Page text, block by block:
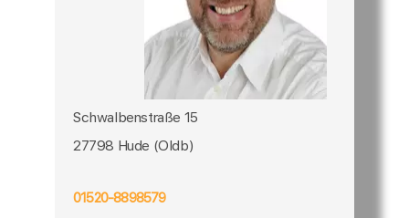
Schwalbenstraße 15
27798 Hude (Oldb)
01520-8898579